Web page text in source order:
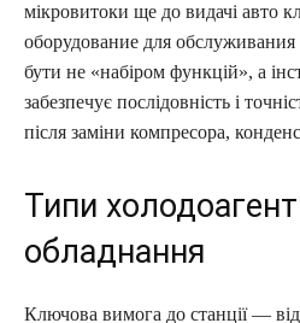
мікровитоки ще до видачі авто
оборудование для
бути не «набіром функцій», а
забезпечує послідовність і
після заміни компресора,
Типи
обладнання
Ключова вимога до станції —